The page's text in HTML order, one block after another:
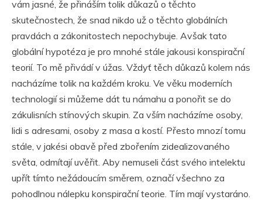
vám jasné, že přináším tolik důkazů o těchto
skutečnostech, že snad nikdo už o těchto globálních
pravdách a zákonitostech nepochybuje. Avšak tato
globální hypotéza je pro mnohé stále jakousi konspirační
teorií. To mě přivádí v úžas. Vždyť těch důkazů kolem nás
nacházíme tolik na každém kroku. Ve věku moderních
technologií si můžeme dát tu námahu a ponořit se do
zákulisních stínových skupin. Za vším nacházíme osoby,
lidi s adresami, osoby z masa a kostí. Přesto mnozí tomu
stále, v jakési obavě před zbořením zidealizovaného
světa, odmítají uvěřit. Aby nemuseli část svého intelektu
upřít tímto nežádoucím směrem, označí všechno za
pohodlnou nálepku konspirační teorie. Tím mají vystaráno.